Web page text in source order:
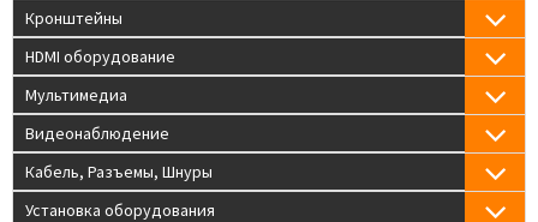
Кронштейны
HDMI оборудование
Мультимедиа
Видеонаблюдение
Кабель, Разъемы, Шнуры
Установка оборудования